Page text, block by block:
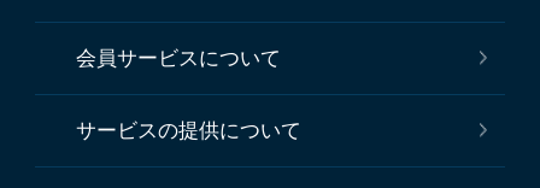
会員サービスについて
サービスの提供について